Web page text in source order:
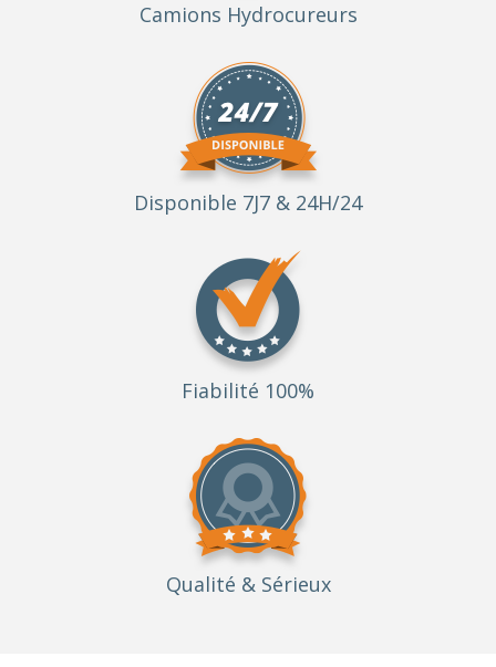
Camions Hydrocureurs
Disponible 7J7 & 24H/24
Fiabilité 100%
Qualité & Sérieux